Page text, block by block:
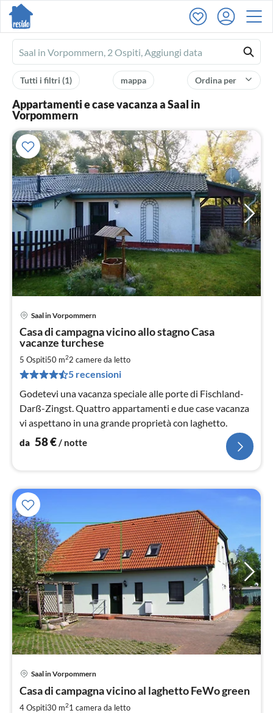
Ferienhausmiete
logo
Ordina per
mappa
Tutti i filtri (1)
Appartamenti e case vacanza a Saal in
Vorpommern
Saal in Vorpommern
Casa di campagna vicino allo stagno Casa
vacanze turchese
5 Ospiti50 m22 camere da letto
5 recensioni
Godetevi una vacanza speciale alle porte di Fischland-
Darß-Zingst. Quattro appartamenti e due case vacanza
vi aspettano in una grande proprietà con laghetto.
da 58€/ notte
Saal in Vorpommern
Casa di campagna vicino al laghetto FeWo green
4 Ospiti30 m21 camera da letto